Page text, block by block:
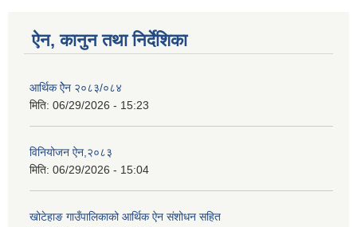
ऐन, कानुन तथा निर्देशिका
आर्थिक ऐेन २०८३/०८४
मिति: 06/29/2026 - 15:23
विनियोजन ऐन,२०८३
मिति: 06/29/2026 - 15:04
खोटेहाङ गाउँपालिकाको आर्थिक ऐन संशोधन सहित